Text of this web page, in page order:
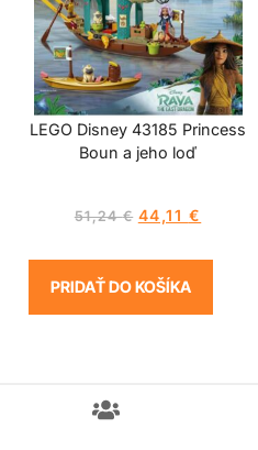
LEGO Disney 43185 Princess
Boun a jeho loď
51,24€ 44,11 €
PRIDAŤ DO KOŠÍKA